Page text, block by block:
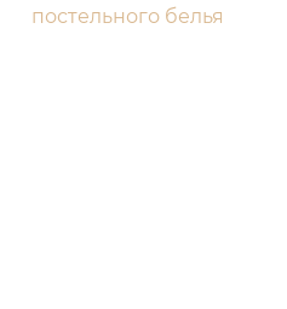
постельного белья